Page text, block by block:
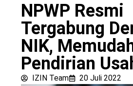
NPWP Resmi
Tergabung
NIK,
Pendirian
IZIN Team 20 Juli 2022